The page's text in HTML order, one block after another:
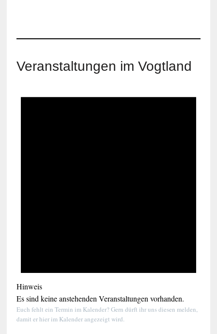
Veranstaltungen im Vogtland
Hinweis
Es sind keine anstehenden Veranstaltungen vorhanden.
Euch fehlt ein Termin im Kalender? Gern dürft ihr uns diesen melden,
damit er hier im Kalender angezeigt wird.